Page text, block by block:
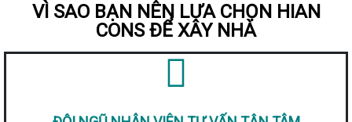
VÌ SAO BẠN NÊN LỰA CHỌN HIAN
CONS ĐỂ XÂY NHÀ